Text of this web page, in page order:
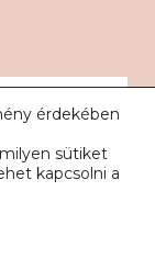
érdekében
sütiket
kapcsolni a